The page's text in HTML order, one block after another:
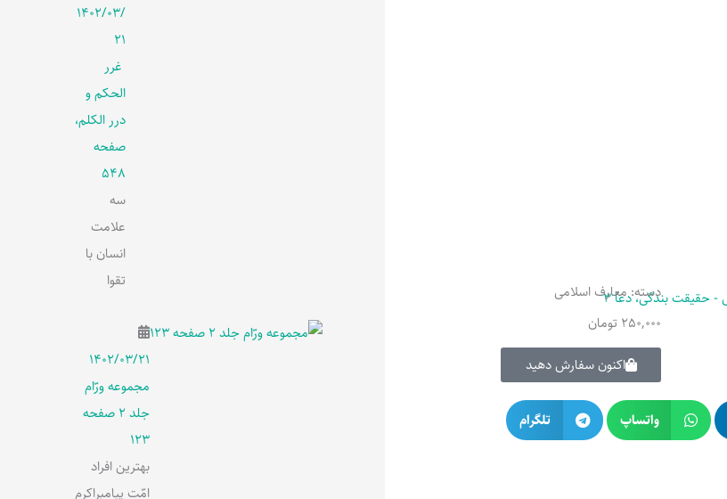
دسته:معارف اسلامی
250,000 تومان
اکنون سفارش دهید
واتساپ
تلگرام
۱۴۰۲/۰۳/
۲۱
غرر
الحکم و
درر الکلم،
صفحه
548
سه
علامت
انسان با
تقوا
۱۴۰۲/۰۳/۲۱
مجموعه ورّام
جلد 2 صفحه
123
بهترین افراد
امّت پیامبراکرم